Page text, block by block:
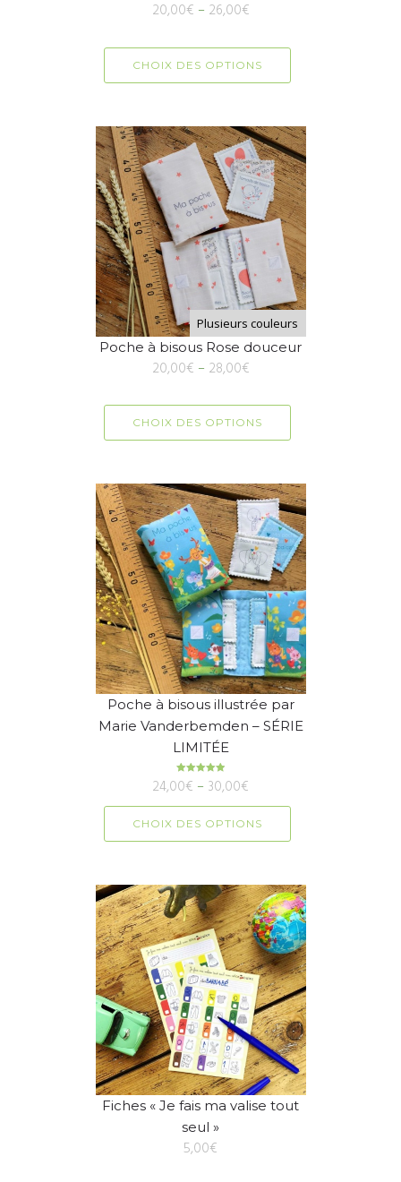
20,00€ – 26,00€
CHOIX DES OPTIONS
Plusieurs couleurs
Poche à bisous Rose douceur
20,00€ – 28,00€
CHOIX DES OPTIONS
Poche à bisous illustrée par
Marie Vanderbemden – SÉRIE
LIMITÉE
Note
5.00
sur 5
24,00€ – 30,00€
CHOIX DES OPTIONS
Fiches « Je fais ma valise tout
seul »
5,00€